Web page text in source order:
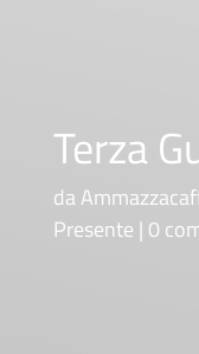
Terza
da
Presente 0